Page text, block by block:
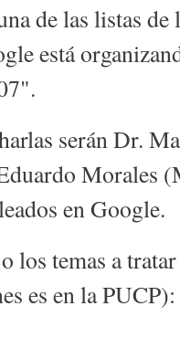
de las listas de
está
serán Dr.
Morales
en Google.
los temas a
es en la PUCP):